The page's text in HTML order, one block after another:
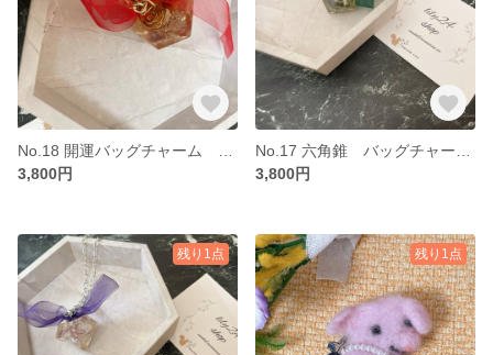
3,800円
3,800円
残り1点 残り1点